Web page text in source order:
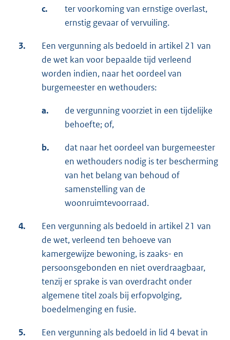
c.
ter voorkoming van ernstige overlast,
ernstig gevaar of vervuiling.
3.
Een vergunning als bedoeld in artikel 21 van
de wet kan voor bepaalde tijd verleend
worden indien, naar het oordeel van
burgemeester en wethouders:
a.
de vergunning voorziet in een tijdelijke
behoefte; of,
b.
dat naar het oordeel van burgemeester
en wethouders nodig is ter bescherming
van het belang van behoud of
samenstelling van de
woonruimtevoorraad.
4.
Een vergunning als bedoeld in artikel 21 van
de wet, verleend ten behoeve van
kamergewijze bewoning, is zaaks- en
persoonsgebonden en niet overdraagbaar,
tenzij er sprake is van overdracht onder
algemene titel zoals bij erfopvolging,
boedelmenging en fusie.
5.
Een vergunning als bedoeld in lid 4 bevat in